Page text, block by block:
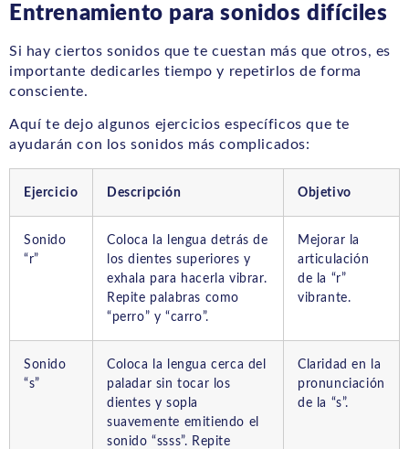
Entrenamiento para sonidos difíciles
Si hay ciertos sonidos que te cuestan más que otros, es
importante dedicarles tiempo y repetirlos de forma
consciente.
Aquí te dejo algunos ejercicios específicos que te
ayudarán con los sonidos más complicados:
Ejercicio Descripción Objetivo
Sonido
“r”
Coloca la lengua detrás de
los dientes superiores y
exhala para hacerla vibrar.
Repite palabras como
“perro” y “carro”.
Mejorar la
articulación
de la “r”
vibrante.
Sonido
“s”
Coloca la lengua cerca del
paladar sin tocar los
dientes y sopla
suavemente emitiendo el
sonido “ssss”. Repite
Claridad en la
pronunciación
de la “s”.